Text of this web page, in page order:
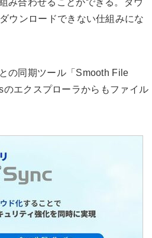
み合わせることができる。ダウ
ウンロードできない仕組みにな
の同期ツール「Smooth File
エクスプローラからもファイル